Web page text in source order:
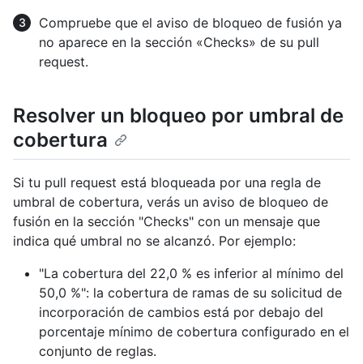
Compruebe que el aviso de bloqueo de fusión ya
no aparece en la sección «Checks» de su pull
request.
Resolver un bloqueo por umbral de
cobertura
Si tu pull request está bloqueada por una regla de
umbral de cobertura, verás un aviso de bloqueo de
fusión en la sección "Checks" con un mensaje que
indica qué umbral no se alcanzó. Por ejemplo:
"La cobertura del 22,0 % es inferior al mínimo del
50,0 %": la cobertura de ramas de su solicitud de
incorporación de cambios está por debajo del
porcentaje mínimo de cobertura configurado en el
conjunto de reglas.